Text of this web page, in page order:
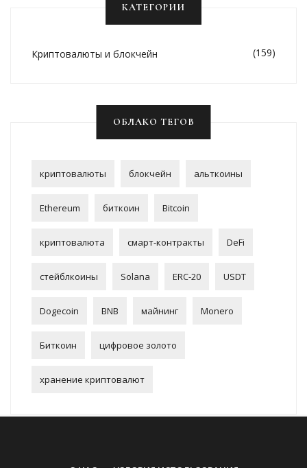
КАТЕГОРИИ
Криптовалюты и блокчейн (159)
ОБЛАКО ТЕГОВ
криптовалюты блокчейн альткоины
Ethereum биткоин Bitcoin
криптовалюта смарт-контракты DeFi
стейблкоины Solana ERC-20 USDT
Dogecoin BNB майнинг Monero
Биткоин цифровое золото
хранение криптовалют